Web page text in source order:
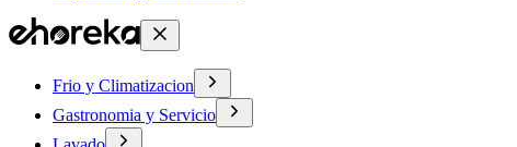
Frio y Climatizacion
Gastronomia y Servicio